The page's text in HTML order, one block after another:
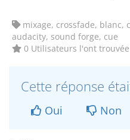
mixage, crossfade, blanc,
audacity, sound forge, cue
0 Utilisateurs l'ont
Cette réponse
Oui Non